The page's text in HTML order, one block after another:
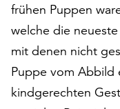
Dafür
steht
Ihnen
am
Ende
der
frühen Puppen
welche die
mit denen nicht
Puppe vom Abbild
kindgerechten